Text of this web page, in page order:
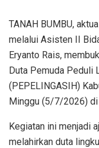
TANAH BUMBU,
melalui Asisten II
Eryanto Rais,
Duta Pemuda Peduli
(PEPELINGASIH)
Minggu (5/7/2026) di
Kegiatan ini menjadi
melahirkan duta